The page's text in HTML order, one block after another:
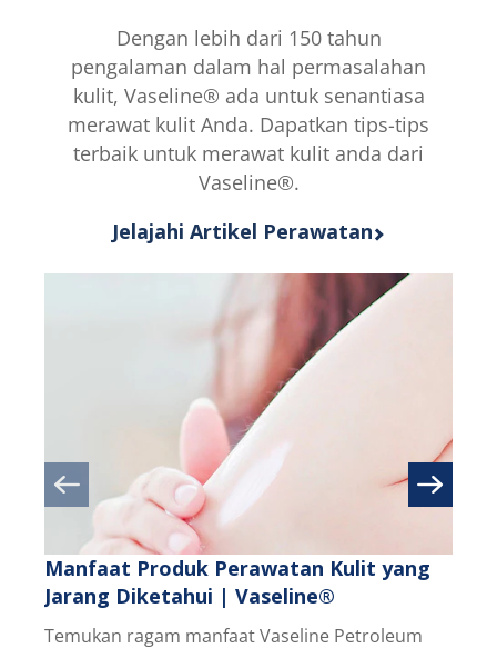
adalah
4.0
dari
5
dari
1
peringkat.
PA+++
ini
adalah
5.0
dari
5
dari
Dengan lebih dari 150 tahun
pengalaman dalam hal permasalahan
kulit, Vaseline® ada untuk senantiasa
merawat kulit Anda. Dapatkan tips-tips
terbaik untuk merawat kulit anda dari
Vaseline®.
Jelajahi Artikel Perawatan
Temukan ragam manfaat Vaseline Petroleum
Manfaat Produk Perawatan Kulit yang
Jarang Diketahui | Vaseline®